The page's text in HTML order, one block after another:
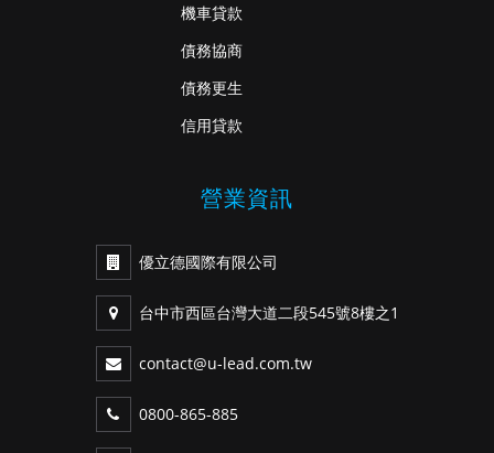
機車貸款
債務協商
債務更生
信用貸款
營業資訊
優立德國際有限公司
台中市西區台灣大道二段545號8樓之1
contact@u-lead.com.tw
0800-865-885